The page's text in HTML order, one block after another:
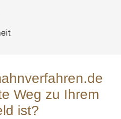
Weg zu Ihrem
ist?